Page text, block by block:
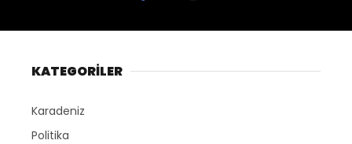
KATEGORİLER
Karadeniz
Politika